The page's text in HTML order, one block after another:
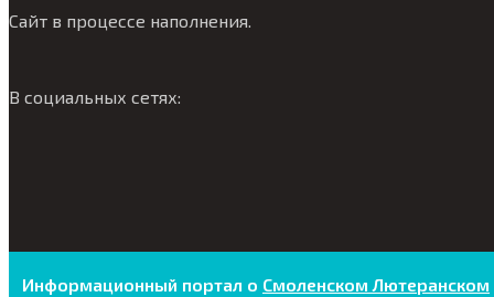
Сайт в процессе наполнения.
В социальных сетях:
Информационный портал о Смоленском Лютеранском